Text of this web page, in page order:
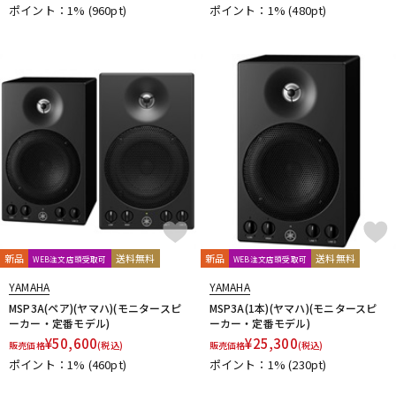
ポイント：1% (960pt) ポイント：1%(480pt)
新品 WEB注文店頭受取可 送料無料
YAMAHA
MSP3A(ペア)(ヤマハ)(モニタースピ
ーカー・定番モデル)
販売価格¥50,600(税込)
ポイント：1% (460pt)
新品 WEB注文店頭受取可 送料無料
YAMAHA
MSP3A(1本)(ヤマハ)(モニタースピ
ーカー・定番モデル)
販売価格¥25,300(税込)
ポイント：1%(230pt)